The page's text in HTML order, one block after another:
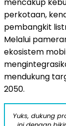
perkotaan,
pembangkit
Melalui
ekosistem
mendukung
2050.
Yuks, dukung